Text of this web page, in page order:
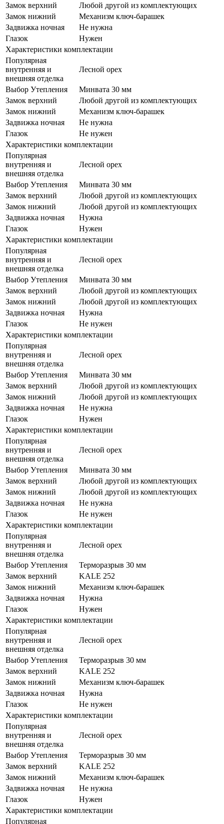
Замок верхний
Любой другой из комплектующих
Замок нижний
Механизм ключ-барашек
Задвижка ночная
Не нужна
Глазок
Нужен
Характеристики комплектации
Популярная
внутренняя и
внешняя отделка
Лесной орех
Выбор Утепления
Минвата 30 мм
Замок верхний
Любой другой из комплектующих
Замок нижний
Механизм ключ-барашек
Задвижка ночная
Не нужна
Глазок
Не нужен
Характеристики комплектации
Популярная
внутренняя и
внешняя отделка
Лесной орех
Выбор Утепления
Минвата 30 мм
Замок верхний
Любой другой из комплектующих
Замок нижний
Любой другой из комплектующих
Задвижка ночная
Нужна
Глазок
Нужен
Характеристики комплектации
Популярная
внутренняя и
внешняя отделка
Лесной орех
Выбор Утепления
Минвата 30 мм
Замок верхний
Любой другой из комплектующих
Замок нижний
Любой другой из комплектующих
Задвижка ночная
Нужна
Глазок
Не нужен
Характеристики комплектации
Популярная
внутренняя и
внешняя отделка
Лесной орех
Выбор Утепления
Минвата 30 мм
Замок верхний
Любой другой из комплектующих
Замок нижний
Любой другой из комплектующих
Задвижка ночная
Не нужна
Глазок
Нужен
Характеристики комплектации
Популярная
внутренняя и
внешняя отделка
Лесной орех
Выбор Утепления
Минвата 30 мм
Замок верхний
Любой другой из комплектующих
Замок нижний
Любой другой из комплектующих
Задвижка ночная
Не нужна
Глазок
Не нужен
Характеристики комплектации
Популярная
внутренняя и
внешняя отделка
Лесной орех
Выбор Утепления
Терморазрыв 30 мм
Замок верхний
KALE 252
Замок нижний
Механизм ключ-барашек
Задвижка ночная
Нужна
Глазок
Нужен
Характеристики комплектации
Популярная
внутренняя и
внешняя отделка
Лесной орех
Выбор Утепления
Терморазрыв 30 мм
Замок верхний
KALE 252
Замок нижний
Механизм ключ-барашек
Задвижка ночная
Нужна
Глазок
Не нужен
Характеристики комплектации
Популярная
внутренняя и
внешняя отделка
Лесной орех
Выбор Утепления
Терморазрыв 30 мм
Замок верхний
KALE 252
Замок нижний
Механизм ключ-барашек
Задвижка ночная
Не нужна
Глазок
Нужен
Характеристики комплектации
Популярная